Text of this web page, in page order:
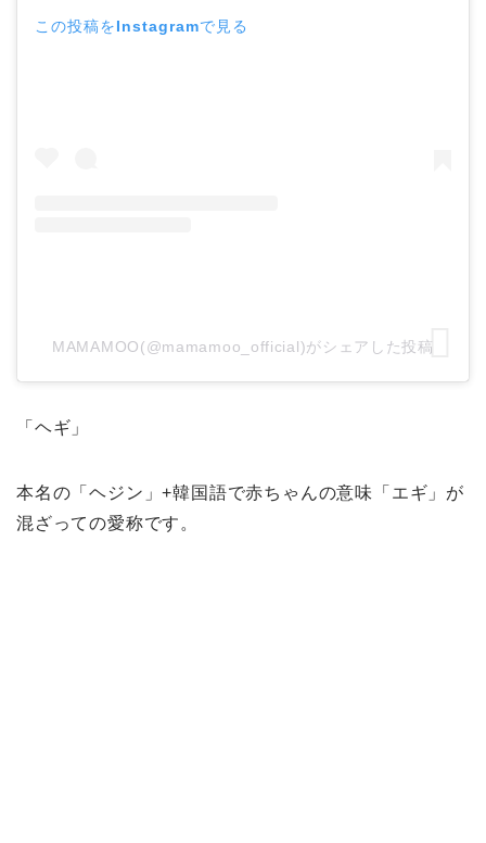
この投稿をInstagramで見る
MAMAMOO(@mamamoo_official)がシェアした投稿
「ヘギ」
本名の「ヘジン」+韓国語で赤ちゃんの意味「エギ」が
混ざっての愛称です。